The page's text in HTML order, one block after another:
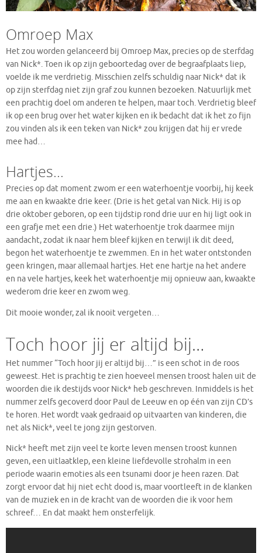
Omroep Max
Het zou worden gelanceerd bij Omroep Max, precies op de sterfdag
van Nick*. Toen ik op zijn geboortedag over de begraafplaats liep,
voelde ik me verdrietig. Misschien zelfs schuldig naar Nick* dat ik
op zijn sterfdag niet zijn graf zou kunnen bezoeken. Natuurlijk met
een prachtig doel om anderen te helpen, maar toch. Verdrietig bleef
ik op een brug over het water kijken en ik bedacht dat ik het zo fijn
zou vinden als ik een teken van Nick* zou krijgen dat hij er vrede
mee had…
Hartjes…
Precies op dat moment zwom er een waterhoentje voorbij, hij keek
me aan en kwaakte drie keer. (Drie is het getal van Nick. Hij is op
drie oktober geboren, op een tijdstip rond drie uur en hij ligt ook in
een grafje met een drie.) Het waterhoentje trok daarmee mijn
aandacht, zodat ik naar hem bleef kijken en terwijl ik dit deed,
begon het waterhoentje te zwemmen. En in het water ontstonden
geen kringen, maar allemaal hartjes. Het ene hartje na het andere
en na vele hartjes, keek het waterhoentje mij opnieuw aan, kwaakte
wederom drie keer en zwom weg.
Dit mooie wonder, zal ik nooit vergeten…
Toch hoor jij er altijd bij…
Het nummer “Toch hoor jij er altijd bij…” is een schot in de roos
geweest. Het is prachtig te zien hoeveel mensen troost halen uit de
woorden die ik destijds voor Nick* heb geschreven. Inmiddels is het
nummer zelfs gecoverd door Paul de Leeuw en op één van zijn CD’s
te horen. Het wordt vaak gedraaid op uitvaarten van kinderen, die
net als Nick*, veel te jong zijn gestorven.
Nick* heeft met zijn veel te korte leven mensen troost kunnen
geven, een uitlaatklep, een kleine liefdevolle strohalm in een
periode waarin emoties als een tsunami door je heen razen. Dat
zorgt ervoor dat hij niet echt dood is, maar voortleeft in de klanken
van de muziek en in de kracht van de woorden die ik voor hem
schreef… En dat maakt hem onsterfelijk.